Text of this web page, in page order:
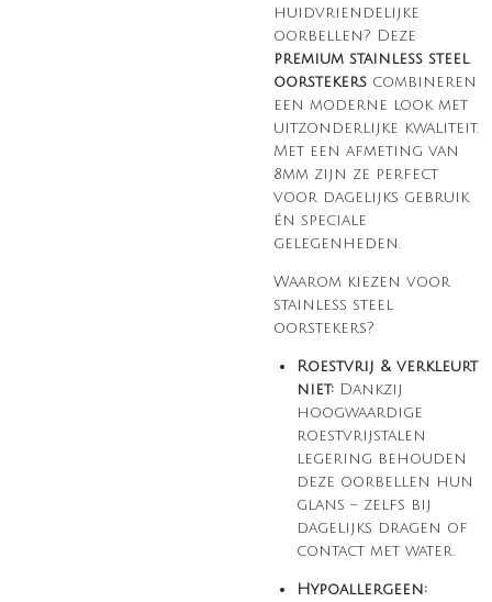
huidvriendelijke
oorbellen? Deze
premium stainless steel
oorstekers combineren
een moderne look met
uitzonderlijke kwaliteit.
Met een afmeting van
8mm zijn ze perfect
voor dagelijks gebruik
én speciale
gelegenheden.
Waarom kiezen voor
stainless steel
oorstekers?
Roestvrij & verkleurt
niet: Dankzij
hoogwaardige
roestvrijstalen
legering behouden
deze oorbellen hun
glans – zelfs bij
dagelijks dragen of
contact met water.
Hypoallergeen: